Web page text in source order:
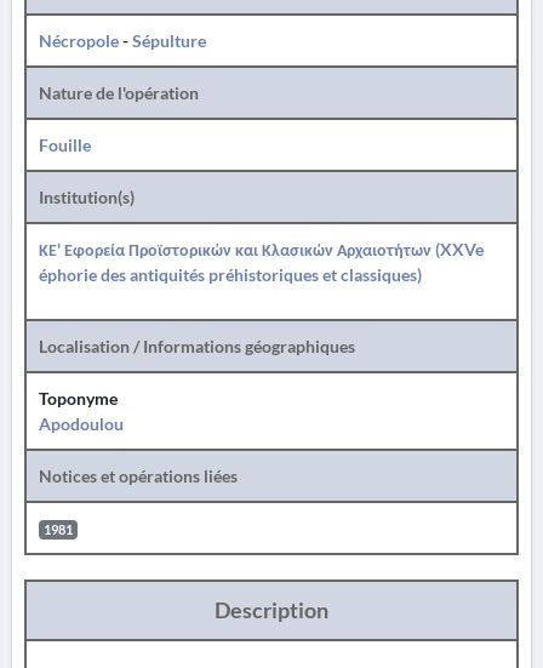
Nécropole-Sépulture
Nature de l'opération
Fouille
Institution(s)
ΚΕ' Εφορεία Προϊστορικών και Κλασικών Αρχαιοτήτων (XXVe
éphorie des antiquités préhistoriques et classiques)
Localisation / Informations géographiques
Toponyme
Apodoulou
Notices et opérations liées
1981
Description